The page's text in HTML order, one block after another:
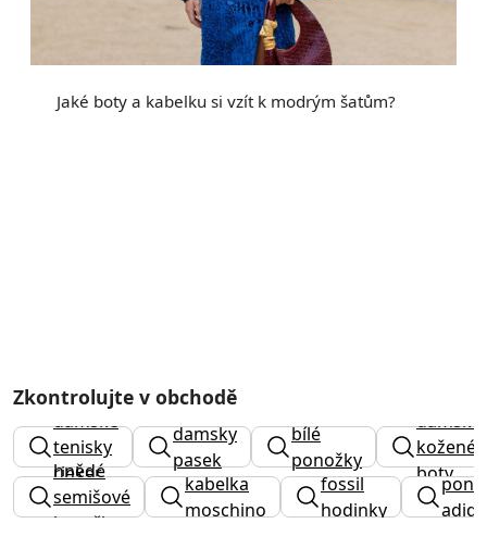
Jaké boty a kabelku si vzít k modrým šatům?
Zkontrolujte v obchodě
dámské
tenisky
rieker
damsky
pasek
bílé
ponožky
dámské
kožené
boty
hnědé
semišové
kozačky
kabelka
moschino
fossil
hodinky